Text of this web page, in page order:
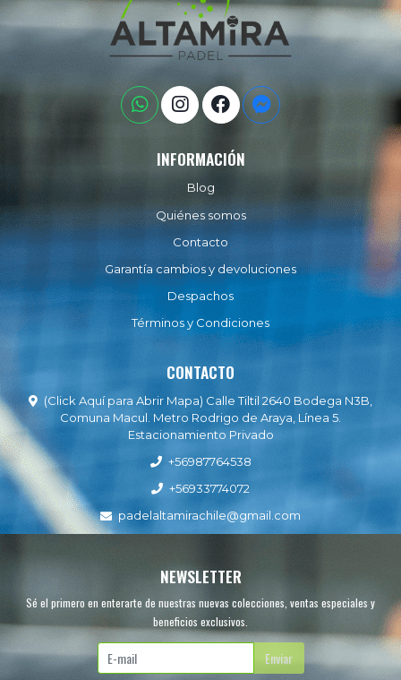
INFORMACIÓN
Blog
Quiénes somos
Contacto
Garantía cambios y devoluciones
Despachos
Términos y Condiciones
CONTACTO
(Click Aquí para Abrir Mapa) Calle Tiltil 2640 Bodega N3B,
Comuna Macul. Metro Rodrigo de Araya, Línea 5.
Estacionamiento Privado
+56987764538
+56933774072
padelaltamirachile@gmail.com
NEWSLETTER
Sé el primero en enterarte de nuestras nuevas colecciones, ventas especiales y
beneficios exclusivos.
Enviar